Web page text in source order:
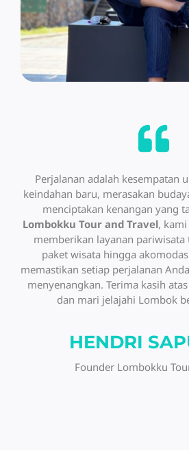
Perjalanan adalah kesempatan
keindahan baru, merasakan
menciptakan kenangan yang
Lombokku Tour and Travel,
memberikan layanan
paket wisata hingga
memastikan setiap perjalanan
menyenangkan. Terima kasih
dan mari jelajahi Lombok
HENDRI
Founder Lombokku